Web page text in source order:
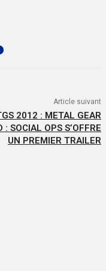
Article suivant
2012 : METAL GEAR
: SOCIAL OPS S’OFFRE
UN PREMIER TRAILER